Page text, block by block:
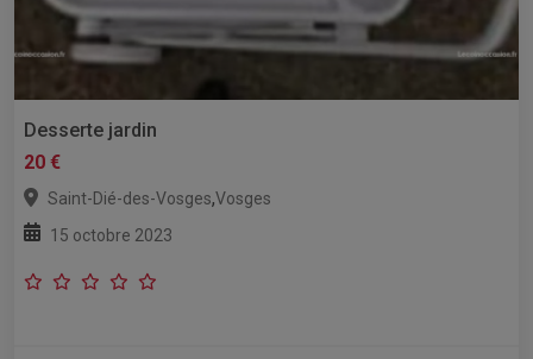
Desserte jardin
20 €
Saint-Dié-des-Vosges,Vosges
15 octobre 2023